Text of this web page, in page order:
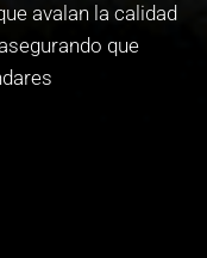
avalan la calidad
que